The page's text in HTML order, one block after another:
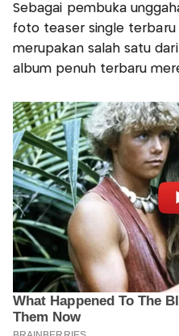
Sebagai pembuka
foto teaser single terbaru
merupakan salah satu
album penuh terbaru